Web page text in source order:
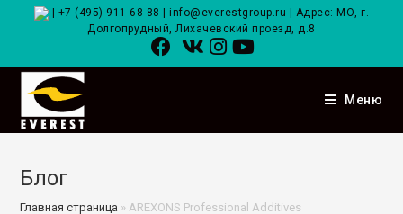
+7 (495) 911-68-88 info@everestgroup.ru | Адрес: МО, г.
Долгопрудный, Лихачевский проезд, д.8
Меню
Блог
Главная страница » AREXONS Professional Additives